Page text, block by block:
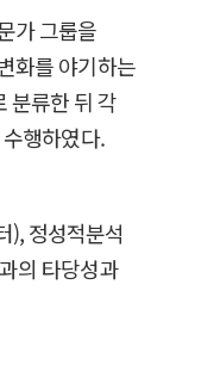
가 그룹을
화를 야기하는
분류한 뒤 각
행하였다.
), 정성적분석
의 타당성과